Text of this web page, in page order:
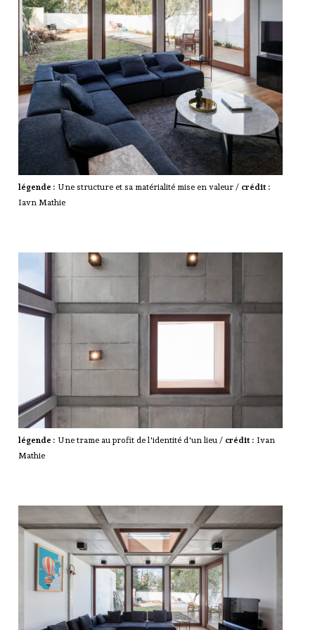
légende : Une structure et sa matérialité mise en valeur / crédit :
Iavn Mathie
légende : Une trame au profit de l'identité d'un lieu / crédit : Ivan
Mathie